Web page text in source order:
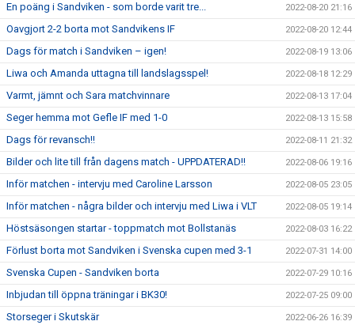
En poäng i Sandviken - som borde varit tre... 2022-08-20 21:16
Oavgjort 2-2 borta mot Sandvikens IF 2022-08-20 12:44
Dags för match i Sandviken – igen! 2022-08-19 13:06
Liwa och Amanda uttagna till landslagsspel! 2022-08-18 12:29
Varmt, jämnt och Sara matchvinnare 2022-08-13 17:04
Seger hemma mot Gefle IF med 1-0 2022-08-13 15:58
Dags för revansch!! 2022-08-11 21:32
Bilder och lite till från dagens match - UPPDATERAD!! 2022-08-06 19:16
Inför matchen - intervju med Caroline Larsson 2022-08-05 23:05
Inför matchen - några bilder och intervju med Liwa i VLT 2022-08-05 19:14
Höstsäsongen startar - toppmatch mot Bollstanäs 2022-08-03 16:22
Förlust borta mot Sandviken i Svenska cupen med 3-1 2022-07-31 14:00
Svenska Cupen - Sandviken borta 2022-07-29 10:16
Inbjudan till öppna träningar i BK30! 2022-07-25 09:00
Storseger i Skutskär 2022-06-26 16:39